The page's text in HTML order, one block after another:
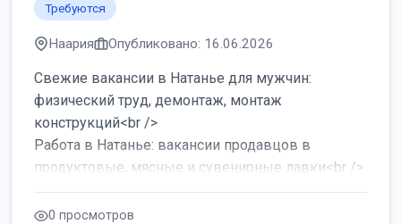
Требуются
Наария Опубликовано: 16.06.2026
Свежие вакансии в Натанье для мужчин:
физический труд, демонтаж, монтаж
конструкций<br />
Работа в Натанье: вакансии продавцов в
продуктовые, мясные и сувенирные лавки<br />
Разнорабочий на сборку м...
0 просмотров